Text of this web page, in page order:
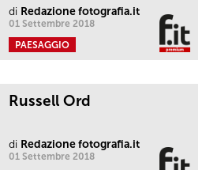
di Redazione fotografia.it
01 Settembre 2018
PAESAGGIO
Russell Ord
di Redazione fotografia.it
01 Settembre 2018